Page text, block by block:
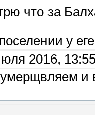
что за
у
2016,
и